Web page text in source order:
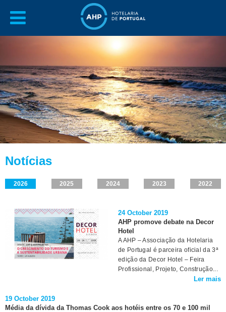
Notícias
2026 2025 2024 2023 2022
24 October 2019
AHP promove debate na Decor
Hotel
A AHP – Associação da Hotelaria
de Portugal é parceira oficial da 3ª
edição da Decor Hotel – Feira
Profissional, Projeto, Construção...
Ler mais
19 October 2019
Média da dívida da Thomas Cook aos hotéis entre os 70 e 100 mil